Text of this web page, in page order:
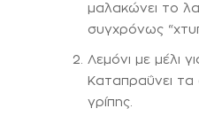
μαλακώνει το
συγχρόνως
Λεμόνι με μέλι
Καταπραΰνει
γρίπης.